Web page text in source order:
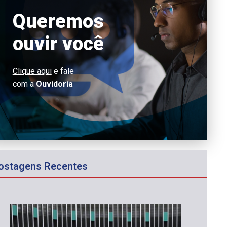
Queremos
ouvir você
Clique aquie fale
com aOuvidoria
Recentes